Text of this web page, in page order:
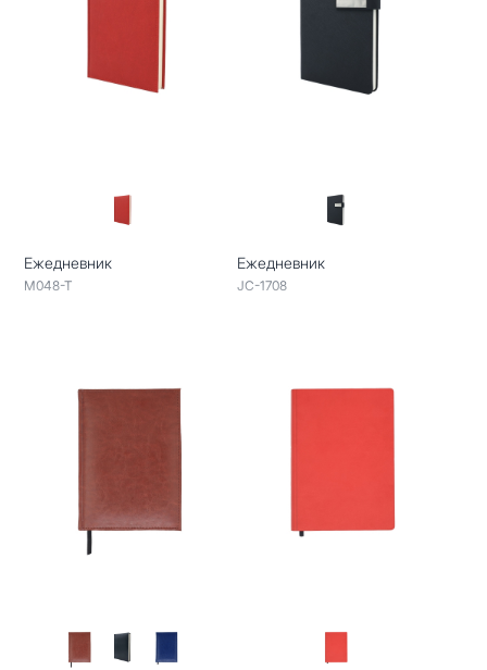
Ежедневник
M048-T
Ежедневник
JC-1708